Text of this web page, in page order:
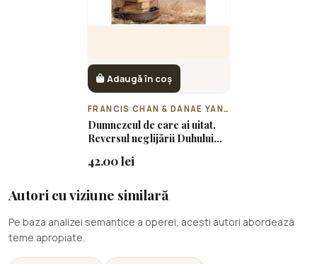
Adaugă în coș
FRANCIS CHAN & DANAE YANKOSKI
Dumnezeul de care ai uitat.
Reversul neglijării Duhului
42.00 lei
Autori cu viziune similară
Pe baza analizei semantice a operei, acești autori abordează
teme apropiate.